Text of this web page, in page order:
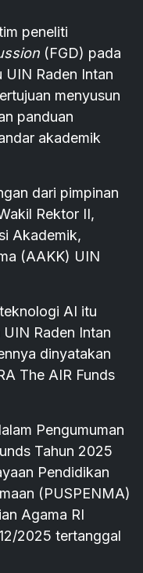
peneliti
(FGD) pada
Raden Intan
menyusun
panduan
akademik
dari pimpinan
Rektor II,
Akademik,
(AAKK) UIN
AI itu
Raden Intan
dinyatakan
The AIR Funds
Pengumuman
Tahun 2025
Pendidikan
(PUSPENMA)
Agama RI
2025 tertanggal